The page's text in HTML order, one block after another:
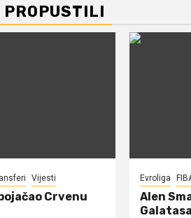
PROPUSTILI
Vijesti
Crvenu
Evroliga
Alen